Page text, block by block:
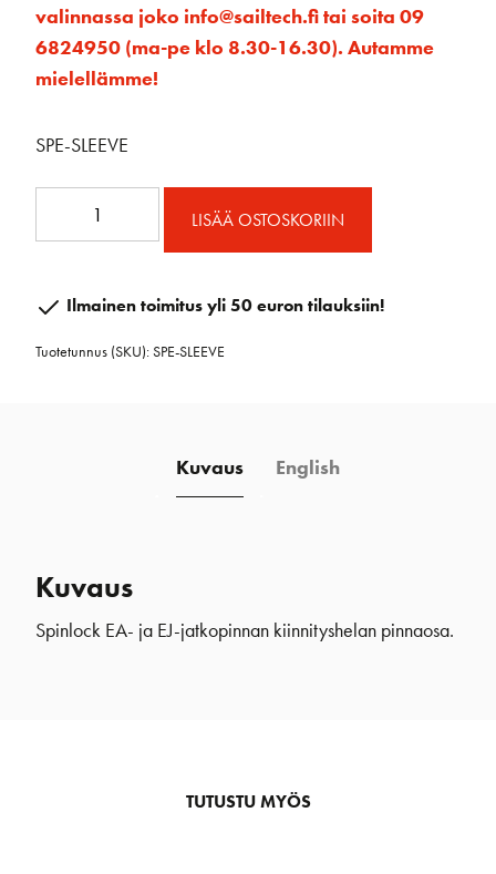
valinnassa joko info@sailtech.fi tai soita 09
6824950 (ma-pe klo 8.30-16.30). Autamme
mielellämme!
SPE-SLEEVE
määrä
LISÄÄ OSTOSKORIIN
Ilmainen toimitus yli 50 euron tilauksiin!
Tuotetunnus (SKU):SPE-SLEEVE
Kuvaus English
Kuvaus
Spinlock EA- ja EJ-jatkopinnan kiinnityshelan pinnaosa.
TUTUSTU MYÖS